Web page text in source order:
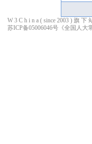
W 3 C h i n a ( since 2003 ) 旗 下
苏ICP备05006046号 《全国人大